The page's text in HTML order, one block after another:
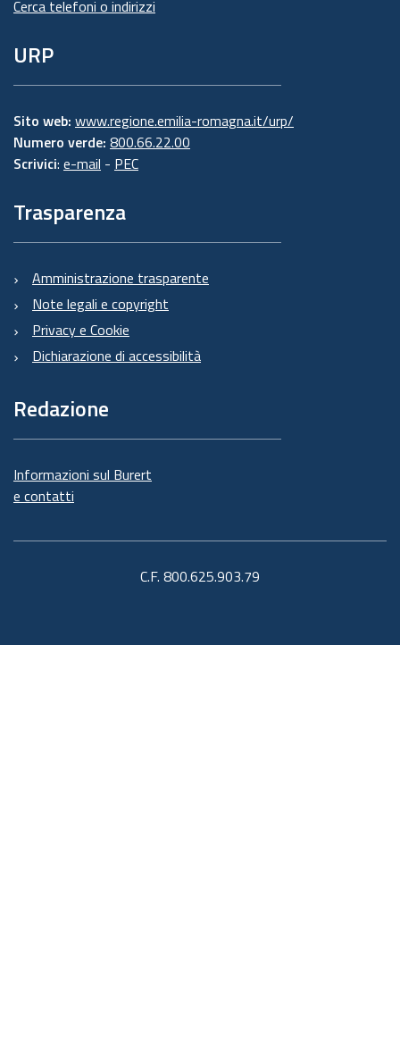
Cerca telefoni o indirizzi
URP
Sito web: www.regione.emilia-romagna.it/urp/
Numero verde: 800.66.22.00
Scrivici: e-mail - PEC
Trasparenza
Amministrazione trasparente
Note legali e copyright
Privacy e Cookie
Dichiarazione di accessibilità
Redazione
Informazioni sul Burert
e contatti
C.F. 800.625.903.79